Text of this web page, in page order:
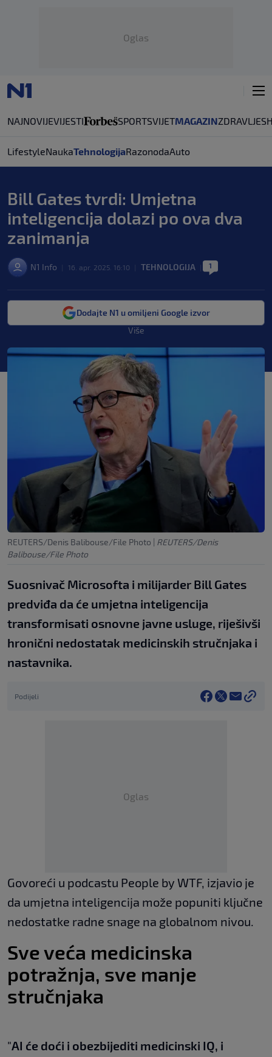
Oglas
NAJNOVIJEVIJESTI SPORTSVIJETMAGAZINZDRAVLJE
LifestyleNaukaTehnologijaRazonodaAuto
Bill Gates tvrdi: Umjetna
inteligencija dolazi po ova dva
zanimanja
N1 Info 16. apr. 2025. 16:10 TEHNOLOGIJA 1
Dodajte N1 u omiljeni Google izvor
Više
REUTERS/Denis Balibouse/File Photo | REUTERS/Denis
Balibouse/File Photo
Suosnivač Microsofta i milijarder Bill Gates
predviđa da će umjetna inteligencija
transformisati osnovne javne usluge, riješivši
hronični nedostatak medicinskih stručnjaka i
nastavnika.
Podijeli
Oglas
Govoreći u podcastu People by WTF, izjavio je
da umjetna inteligencija može popuniti ključne
nedostatke radne snage na globalnom nivou.
Sve veća medicinska
potražnja, sve manje
stručnjaka
"AI će doći i obezbijediti medicinski IQ, i